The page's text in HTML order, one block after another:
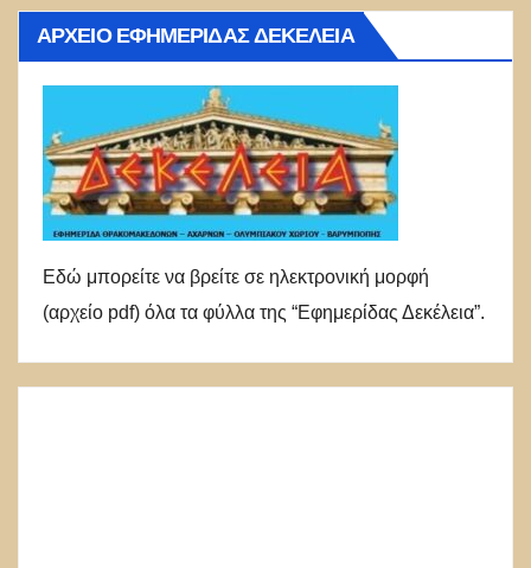
ΑΡΧΕΊΟ ΕΦΗΜΕΡΊΔΑΣ ΔΕΚΈΛΕΙΑ
Εδώ μπορείτε να βρείτε σε ηλεκτρονική μορφή
(αρχείο pdf) όλα τα φύλλα της “Εφημερίδας Δεκέλεια”.